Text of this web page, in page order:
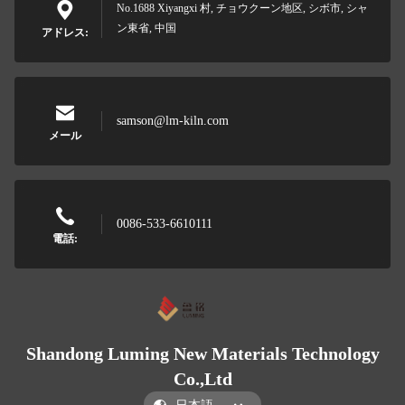
アドレス:
No.1688 Xiyangxi 村, チョウクーン地区, シボ市, シャ
ン東省, 中国
メール
samson@lm-kiln.com
電話:
0086-533-6610111
Shandong Luming New Materials Technology
Co.,Ltd